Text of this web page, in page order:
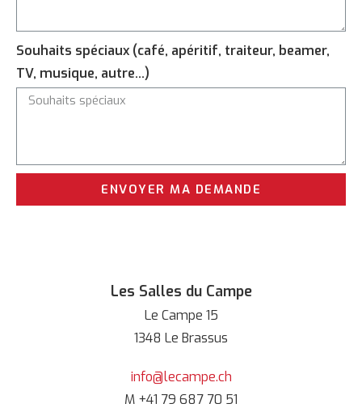
Souhaits spéciaux (café, apéritif, traiteur, beamer,
TV, musique, autre...)
ENVOYER MA DEMANDE
Les Salles du Campe
Le Campe 15
1348 Le Brassus
info@lecampe.ch
M +41 79 687 70 51